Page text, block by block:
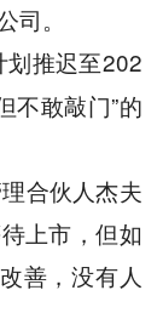
。
划推迟至202
不敢敲门”的
合伙人杰夫
上市，但如
善，没有人